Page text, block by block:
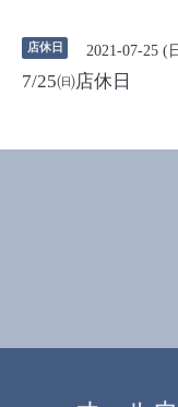
店休日 2021-07-25 (
7/25㈰店休日